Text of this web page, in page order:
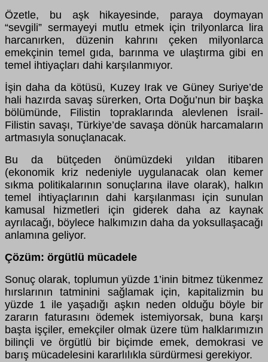
Özetle, bu aşk hikayesinde, paraya doymayan
“sevgili” sermayeyi mutlu etmek için trilyonlarca lira
harcanırken, düzenin kahrını çeken milyonlarca
emekçinin temel gıda, barınma ve ulaştırma gibi en
temel ihtiyaçları dahi karşılanmıyor.
İşin daha da kötüsü, Kuzey Irak ve Güney Suriye’de
hali hazırda savaş sürerken, Orta Doğu’nun bir başka
bölümünde, Filistin topraklarında alevlenen İsrail-
Filistin savaşı, Türkiye’de savaşa dönük harcamaların
artmasıyla sonuçlanacak.
Bu da bütçeden önümüzdeki yıldan itibaren
(ekonomik kriz nedeniyle uygulanacak olan kemer
sıkma politikalarının sonuçlarına ilave olarak), halkın
temel ihtiyaçlarının dahi karşılanması için sunulan
kamusal hizmetleri için giderek daha az kaynak
ayrılacağı, böylece halkımızın daha da yoksullaşacağı
anlamına geliyor.
Çözüm: örgütlü mücadele
Sonuç olarak, toplumun yüzde 1’inin bitmez tükenmez
hırslarının tatminini sağlamak için, kapitalizmin bu
yüzde 1 ile yaşadığı aşkın neden olduğu böyle bir
zararın faturasını ödemek istemiyorsak, buna karşı
başta işçiler, emekçiler olmak üzere tüm halklarımızın
bilinçli ve örgütlü bir biçimde emek, demokrasi ve
barış mücadelesini kararlılıkla sürdürmesi gerekiyor.